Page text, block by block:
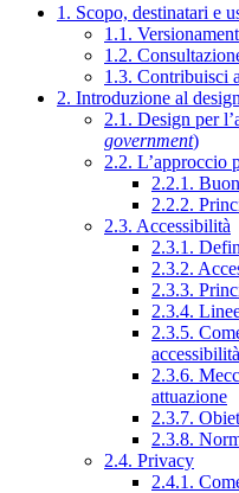
1. Scopo, destinatari e
1.1.
1.2.
1.3. Contribuisci
2. Introduzione al
2.1. Design per
government)
2.2. L’approccio
2.2.1.
2.2.2.
2.3. Accessibilità
2.3.1.
2.3.2.
2.3.3.
2.3.4.
2.3.5.
accessibilità
2.3.6.
attuazione
2.3.7.
2.3.8.
2.4. Privacy
2.4.1.